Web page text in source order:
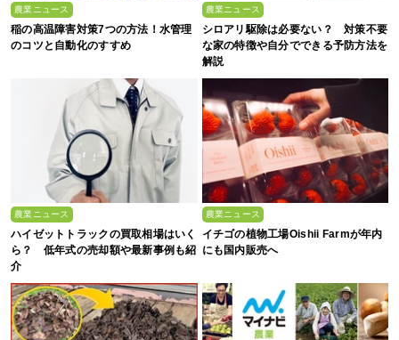
農業ニュース
稲の高温障害対策7つの方法！水管理
のコツと自動化のすすめ
農業ニュース
シロアリ駆除は必要ない？ 対策不要
な家の特徴や自分でできる予防方法を
解説
農業ニュース
ハイゼットトラックの買取相場はいく
ら？ 低年式の売却額や最新事例も紹
介
農業ニュース
イチゴの植物工場Oishii Farmが年内
にも国内販売へ